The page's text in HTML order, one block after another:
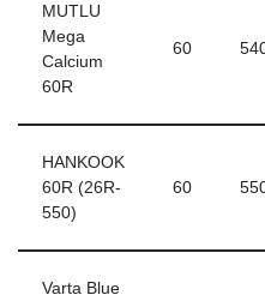
MUTLU
Mega
Calcium
60R
60
HANKOOK
60R (26R-
550)
60
Varta Blue